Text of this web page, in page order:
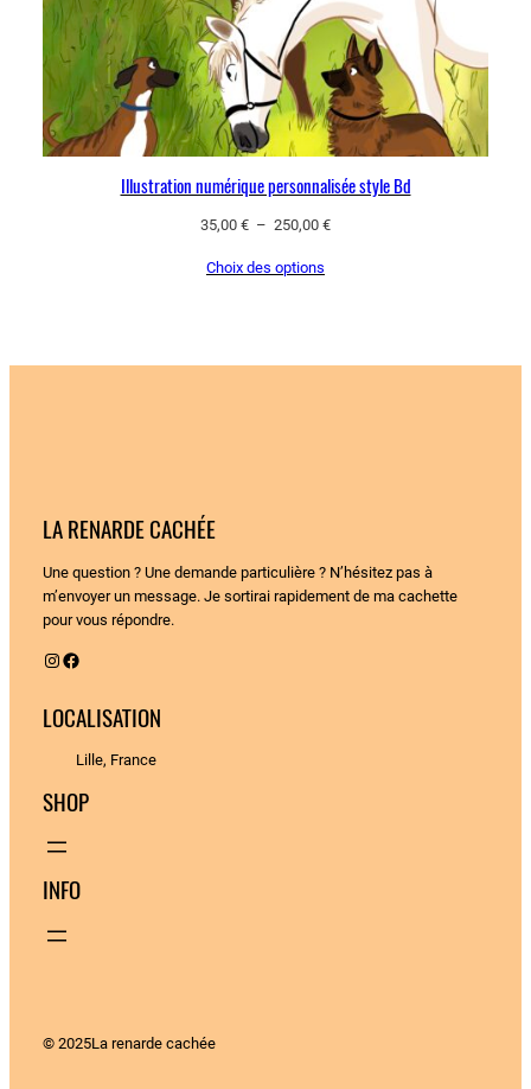
Illustration numérique personnalisée style Bd
35,00 € – 250,00 €Plage
Choix des options
LA RENARDE CACHÉE
Une question ? Une demande particulière ? N’hésitez pas à
m’envoyer un message. Je sortirai rapidement de ma cachette
pour vous répondre.
Instagram Facebook
LOCALISATION
Lille, France
SHOP
INFO
© 2025La renarde cachée